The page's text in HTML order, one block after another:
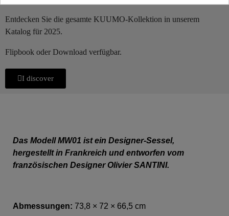
Entdecken Sie die gesamte KUUMO-Kollektion in unserem
Katalog für 2025.
Flipbook oder Download verfügbar.
I discover
Das Modell MW01 ist ein Designer-Sessel,
hergestellt in Frankreich und entworfen vom
französischen Designer Olivier SANTINI.
Abmessungen: 73,8 × 72 × 66,5 cm